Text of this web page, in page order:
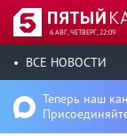
6 АВГ, ЧЕТВЕРГ, 22:09
ВСЕ НОВОСТИ
Теперь наш